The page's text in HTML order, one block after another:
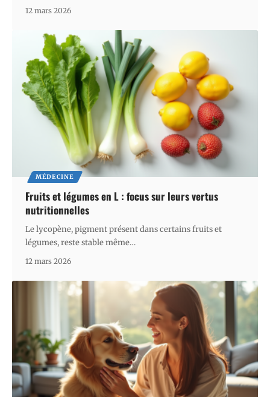
12 mars 2026
MÉDECINE
Fruits et légumes en L : focus sur leurs vertus
nutritionnelles
Le lycopène, pigment présent dans certains fruits et
légumes, reste stable même…
12 mars 2026